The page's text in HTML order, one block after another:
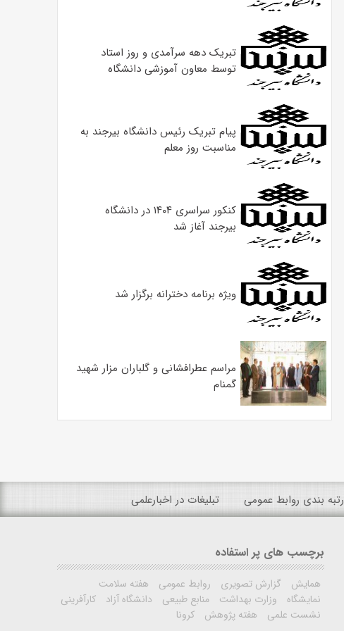
تبریک دهه سرآمدی و روز استاد
توسط معاون آموزشی دانشگاه
پیام تبریک رئیس دانشگاه بیرجند به
مناسبت روز معلم
کنکور سراسری ۱۴۰۴ در دانشگاه
بیرجند آغاز شد
ویژه برنامه دخترانه برگزار شد
مراسم عطرافشانی و گلباران مزار شهید
گمنام
رتبه بندی روابط عمومی تبلیغات در اخبارعلمی
برچسب های پر استفاده
همایش گزارش تصویری روابط عمومی
هفته سلامت
نمایشگاه
وزارت بهداشت منابع طبیعی دانشگاه آزاد
کارآفرینی
نشست علمی
هفته پژوهش کرونا